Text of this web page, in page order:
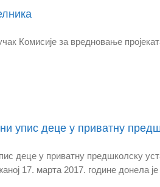
Комисије за вредновање
упис деце у приватну
деце у приватну предшколску
17. марта 2017. године донела је